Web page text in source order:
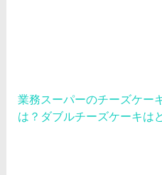
業務スーパーのチーズケー
は？ダブルチーズケーキは